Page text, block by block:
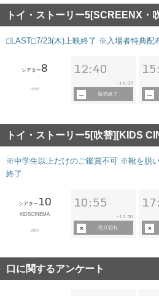
トイ・ストーリー5[SCREENX・
□LAST□7/23(木)上映終了 ※入場者特典配
シアター8
102分
12:40
~14:35
販売終了
トイ・ストーリー5[吹替][KIDS
※中学生以上だけのご鑑賞不可 ※靴を脱
終了
シアター10
KIDSCINEMA
102分
10:55
~12:50
売り切れ
口に関するアンケート